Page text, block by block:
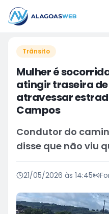
Trânsito
Mulher é
atingir traseira
atravessar
Campos
Condutor do
disse que não viu
21/05/2026 às 14:45